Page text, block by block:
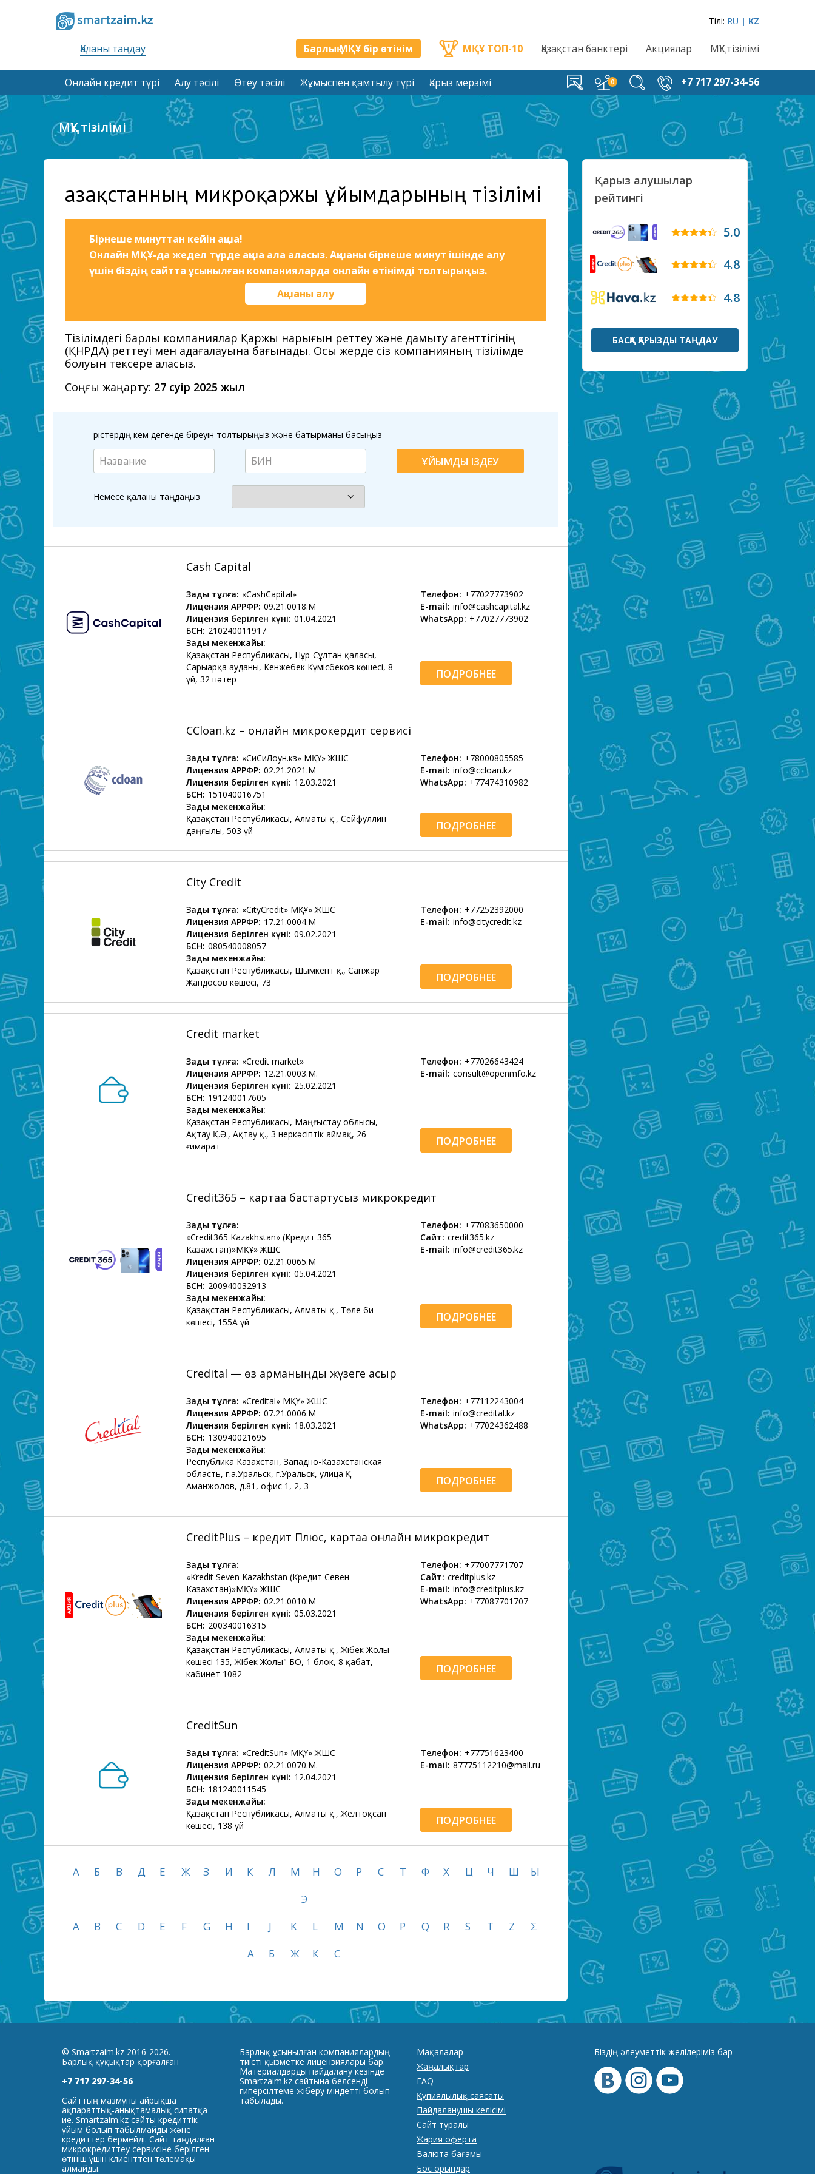
Тілі: RU | KZ
Қаланы таңдау Барлық МҚҰ бір өтінім МҚҰ ТОП-10 Қазақстан банктері Акциялар МҚҰ тізілімі
Онлайн кредит түрі Алу тәсілі Өтеу тәсілі Жұмыспен қамтылу түрі Қарыз мерзімі +7 717 297-34-56
МҚҰ тізілімі
Қазақстанның микроқаржы ұйымдарының тізілімі
Бірнеше минуттан кейін ақша!
Онлайн МҚҰ-да жедел түрде ақша ала аласыз. Ақшаны бірнеше минут ішінде алу
үшін біздің сайтта ұсынылған компанияларда онлайн өтінімді толтырыңыз.
Ақшаны алу
Тізілімдегі барлық компаниялар Қаржы нарығын реттеу және дамыту агенттігінің
(ҚНРДА) реттеуі мен қадағалауына бағынады. Осы жерде сіз компанияның тізілімде
болуын тексере аласыз.
Соңғы жаңарту: 27 сәуір 2025 жыл
Өрістердің кем дегенде біреуін толтырыңыз және батырманы басыңыз
ҰЙЫМДЫ ІЗДЕУ
Немесе қаланы таңдаңыз
Cash Capital
Заңды тұлға: «CashCapital»
Лицензия АРРФР: 09.21.0018.М
Лицензия берілген күні: 01.04.2021
БСН: 210240011917
Заңды мекенжайы:
Қазақстан Республикасы, Нұр-Сұлтан қаласы,
Сарыарқа ауданы, Кенжебек Күмісбеков көшесі, 8
үй, 32 пәтер
Телефон: +77027773902
E-mail: info@cashcapital.kz
WhatsApp: +77027773902
ПОДРОБНЕЕ
CCloan.kz – онлайн микрокердит сервисі
Заңды тұлға: «СиСиЛоун.кз» МҚҰ» ЖШС
Лицензия АРРФР: 02.21.2021.М
Лицензия берілген күні: 12.03.2021
БСН: 151040016751
Заңды мекенжайы:
Қазақстан Республикасы, Алматы қ., Сейфуллин
даңғылы, 503 үй
Телефон: +78000805585
E-mail: info@ccloan.kz
WhatsApp: +77474310982
ПОДРОБНЕЕ
City Credit
Заңды тұлға: «CityCredit» МҚҰ» ЖШС
Лицензия АРРФР: 17.21.0004.М
Лицензия берілген күні: 09.02.2021
БСН: 080540008057
Заңды мекенжайы:
Қазақстан Республикасы, Шымкент қ., Санжар
Жандосов көшесі, 73
Телефон: +77252392000
E-mail: info@citycredit.kz
ПОДРОБНЕЕ
Credit market
Заңды тұлға: «Credit market»
Лицензия АРРФР: 12.21.0003.М.
Лицензия берілген күні: 25.02.2021
БСН: 191240017605
Заңды мекенжайы:
Қазақстан Республикасы, Маңғыстау облысы,
Ақтау Қ.Ә., Ақтау қ., 3 Өнеркәсіптік аймақ, 26
ғимарат
Телефон: +77026643424
E-mail: consult@openmfo.kz
ПОДРОБНЕЕ
Credit365 – картаға бастартусыз микрокредит
Заңды тұлға:
«Credit365 Kazakhstan» (Кредит 365
Казахстан)»МҚҰ» ЖШС
Лицензия АРРФР: 02.21.0065.M
Лицензия берілген күні: 05.04.2021
БСН: 200940032913
Заңды мекенжайы:
Қазақстан Республикасы, Алматы қ., Төле би
көшесі, 155А үй
Телефон: +77083650000
Сайт: credit365.kz
E-mail: info@credit365.kz
ПОДРОБНЕЕ
Credital — өз арманыңды жүзеге асыр
Заңды тұлға: «Credital» МҚҰ» ЖШС
Лицензия АРРФР: 07.21.0006.М
Лицензия берілген күні: 18.03.2021
БСН: 130940021695
Заңды мекенжайы:
Республика Казахстан, Западно-Казахстанская
область, г.а.Уральск, г.Уральск, улица Қ.
Аманжолов, д.81, офис 1, 2, 3
Телефон: +77112243004
E-mail: info@credital.kz
WhatsApp: +77024362488
ПОДРОБНЕЕ
CreditPlus – кредит Плюс, картаға онлайн микрокредит
Заңды тұлға:
«Kredit Seven Kazakhstan (Кредит Севен
Казахстан)»МҚҰ» ЖШС
Лицензия АРРФР: 02.21.0010.M
Лицензия берілген күні: 05.03.2021
БСН: 200340016315
Заңды мекенжайы:
Қазақстан Республикасы, Алматы қ., Жібек Жолы
көшесі 135, Жібек Жолы" БО, 1 блок, 8 қабат,
кабинет 1082
Телефон: +77007771707
Сайт: creditplus.kz
E-mail: info@creditplus.kz
WhatsApp: +77087701707
ПОДРОБНЕЕ
CreditSun
Заңды тұлға: «CreditSun» МҚҰ» ЖШС
Лицензия АРРФР: 02.21.0070.M.
Лицензия берілген күні: 12.04.2021
БСН: 181240011545
Заңды мекенжайы:
Қазақстан Республикасы, Алматы қ., Желтоқсан
көшесі, 138 үй
Телефон: +77751623400
E-mail: 87775112210@mail.ru
ПОДРОБНЕЕ
А Б В Д Е Ж З И К Л М Н О Р С Т Ф Х Ц Ч Ш
Ы
Э
A
B C D E F G H I J K L M N O P Q R S T Z
Σ
А
Б Ж К С
Қарыз алушылар
рейтингі
5.0
4.8
4.8
БАСҚА ҚАРЫЗДЫ ТАҢДАУ
© Smartzaim.kz 2016-2026.
Барлық құқықтар қорғалған
+7 717 297-34-56
Сайттың мазмұны айрықша
ақпараттық-анықтамалық сипатқа
ие. Smartzaim.kz сайты кредиттік
ұйым болып табылмайды және
кредиттер бермейді. Сайт таңдалған
микрокредиттеу сервисіне берілген
өтініш үшін клиенттен төлемақы
алмайды.
Барлық ұсынылған компаниялардың
тиісті қызметке лицензиялары бар.
Материалдарды пайдалану кезінде
Smartzaim.kz сайтына белсенді
гиперсілтеме жіберу міндетті болып
табылады.
Мақалалар
Жаңалықтар
FAQ
Құпиялылық саясаты
Пайдаланушы келісімі
Сайт туралы
Жария оферта
Валюта бағамы
Бос орындар
Біздің әлеуметтік желілеріміз бар